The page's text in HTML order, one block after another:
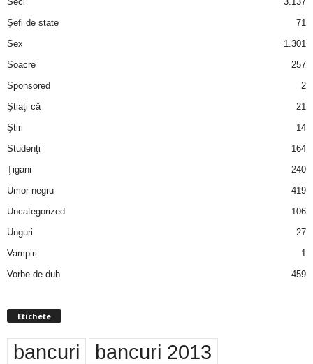
Şefi de state
71
Sex
1.301
Soacre
257
Sponsored
2
Ştiaţi că
21
Ştiri
14
Studenţi
164
Ţigani
240
Umor negru
419
Uncategorized
106
Unguri
27
Vampiri
1
Vorbe de duh
459
Etichete
bancuri bancuri 2013